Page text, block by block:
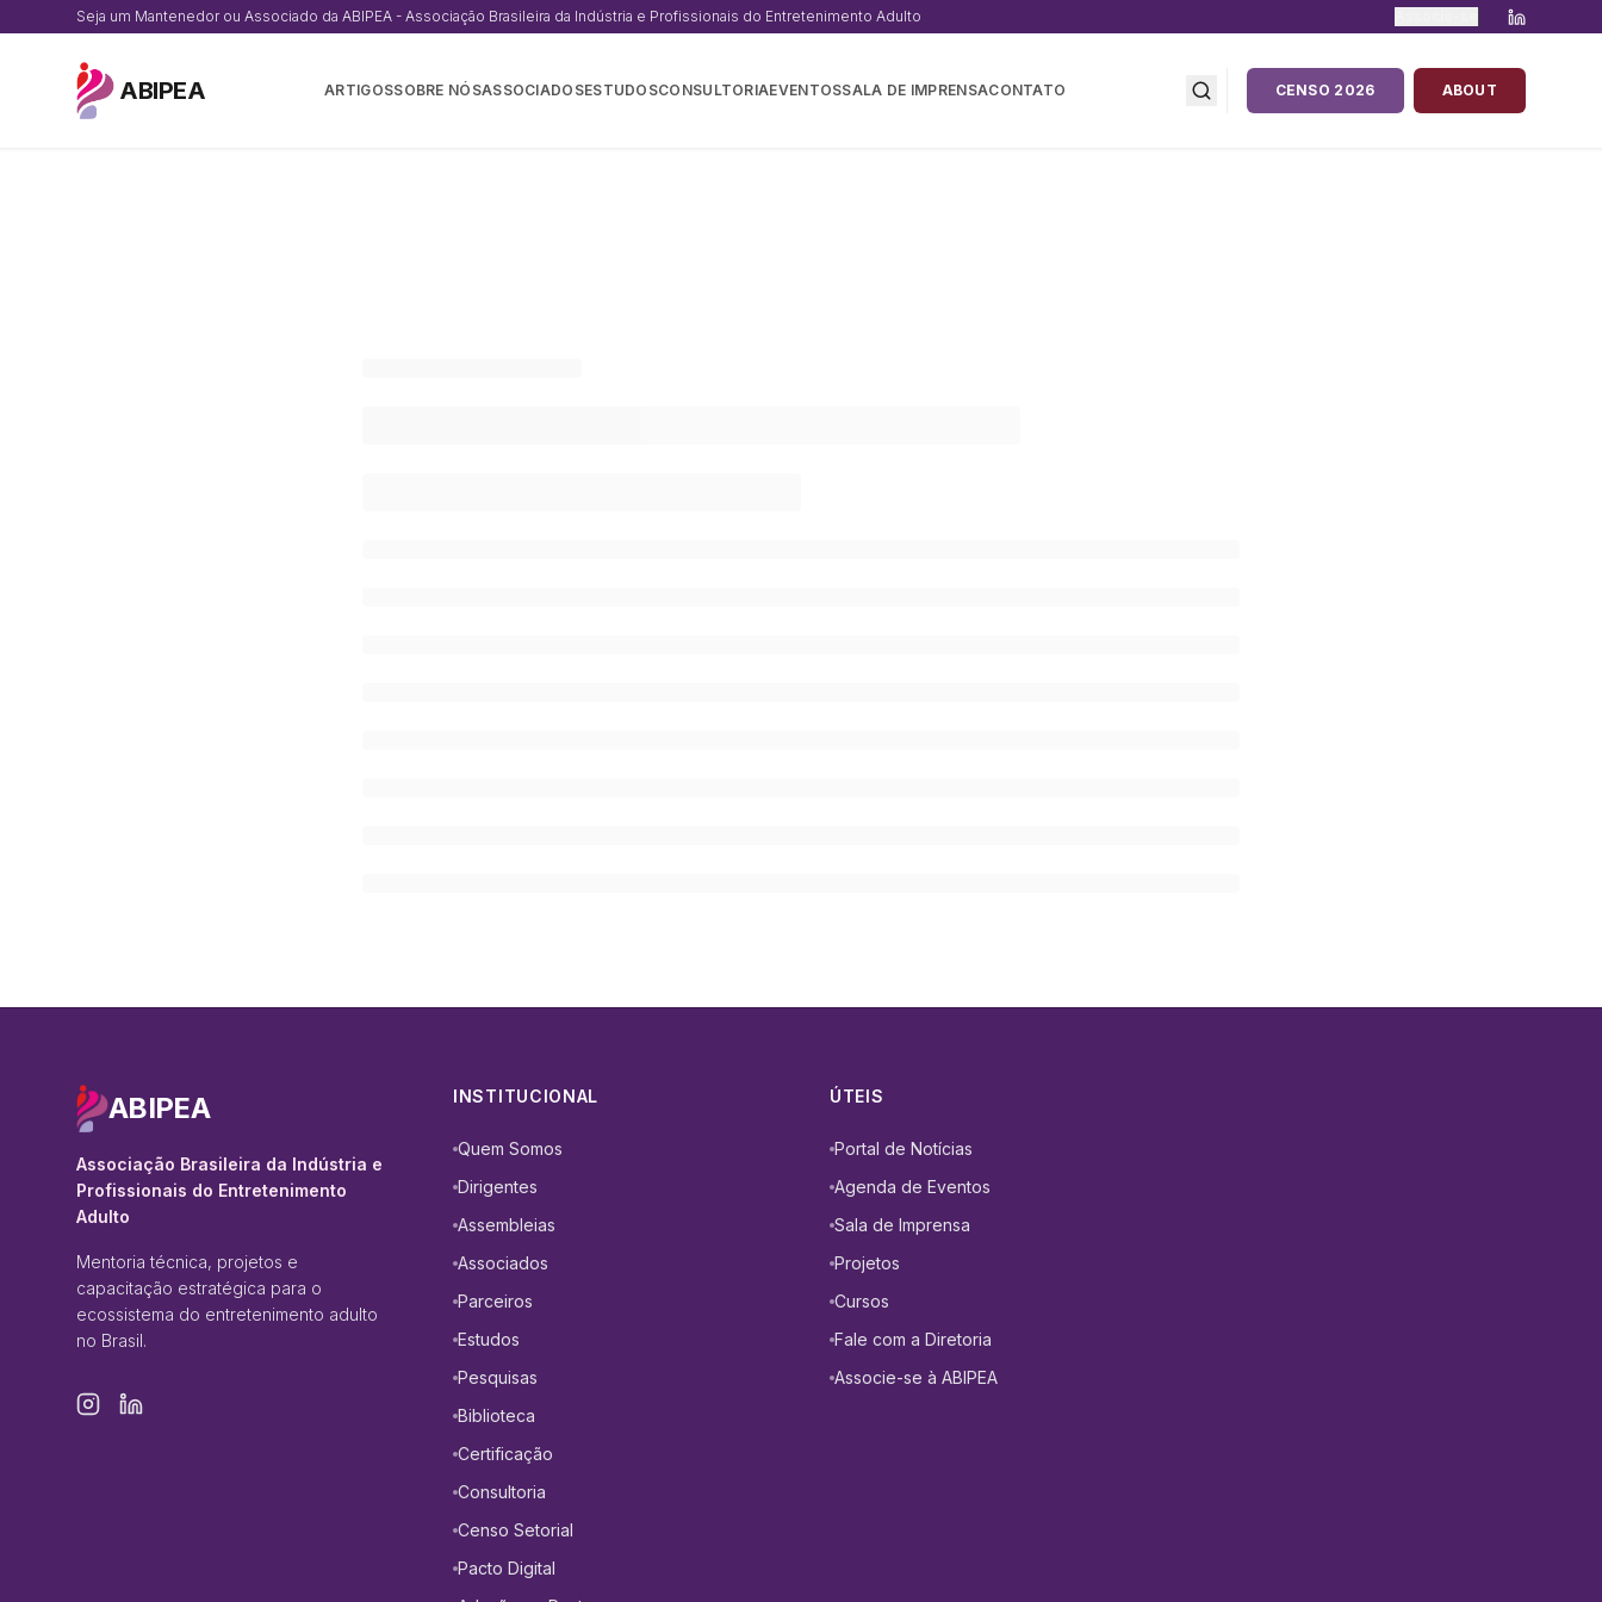
Seja um Mantenedor ou Associado da ABIPEA - Associação Brasileira da Indústria e Profissionais do Entretenimento Adulto
ABIPEA ARTIGOSSOBRE NÓSASSOCIADOSESTUDOSCONSULTORIAEVENTOSSALA DE IMPRENSACONTATO CENSO 2026 ABOUT
ABIPEA
Associação Brasileira da Indústria e
Profissionais do Entretenimento
Adulto
Mentoria técnica, projetos e
capacitação estratégica para o
ecossistema do entretenimento adulto
no Brasil.
INSTITUCIONAL
Quem Somos
Dirigentes
Assembleias
Associados
Parceiros
Estudos
Pesquisas
Biblioteca
Certificação
Consultoria
Censo Setorial
Pacto Digital
ÚTEIS
Portal de Notícias
Agenda de Eventos
Sala de Imprensa
Projetos
Cursos
Fale com a Diretoria
Associe-se à ABIPEA